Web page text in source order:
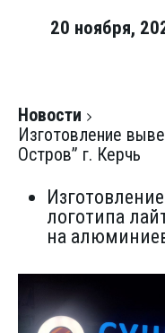
20 ноября,
Новости
Изготовление
Остров” г. Керчь
логотипа
на